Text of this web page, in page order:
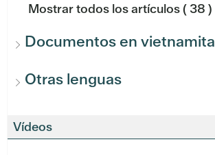
Mostrar todos los artículos( 38 )
Documentos en vietnamita
Otras lenguas
Vídeos